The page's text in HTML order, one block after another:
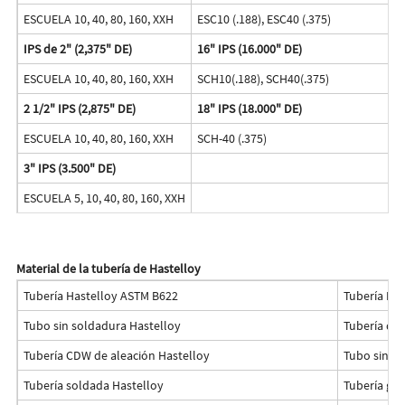
ESCUELA 10, 40, 80, 160, XXH
ESC10 (.188), ESC40 (.375)
IPS de 2" (2,375" DE)
16" IPS (16.000" DE)
ESCUELA 10, 40, 80, 160, XXH
SCH10(.188), SCH40(.375)
2 1/2" IPS (2,875" DE)
18" IPS (18.000" DE)
ESCUELA 10, 40, 80, 160, XXH
SCH-40 (.375)
3" IPS (3.500" DE)
ESCUELA 5, 10, 40, 80, 160, XXH
Material de la tubería de Hastelloy
Tubería Hastelloy ASTM B622
Tubería
Tubo sin soldadura Hastelloy
Tubería de
Tubería CDW de aleación Hastelloy
Tubo sin
Tubería soldada Hastelloy
Tubería